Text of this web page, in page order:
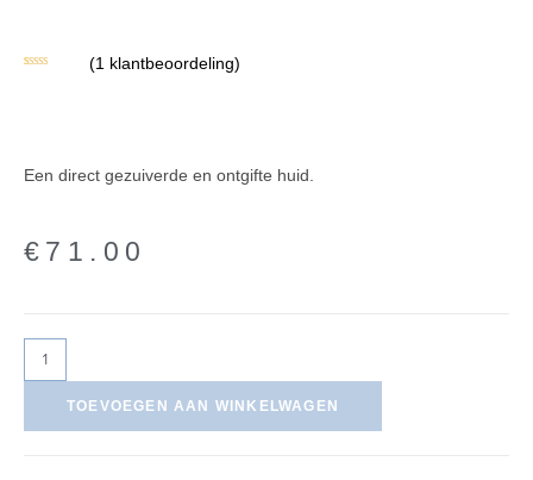
(1 klantbeoordeling)
Een direct gezuiverde en ontgifte huid.
€ 71.00
TOEVOEGEN AAN WINKELWAGEN